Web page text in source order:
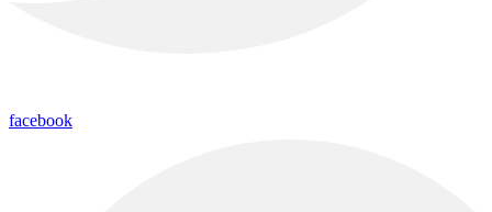
facebook